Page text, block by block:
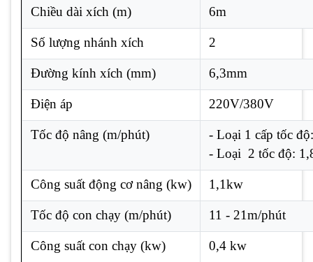
Chiều dài xích (m) 6m
Số lượng nhánh xích 2
Đường kính xích (mm) 6,3mm
Điện áp 220V/380V
Tốc độ nâng (m/phút)
- Loại 1 cấp tốc
- Loại 2 tốc độ:
Công suất động cơ nâng (kw) 1,1kw
Tốc độ con chạy (m/phút) 11 - 21m/phút
Công suất con chạy (kw) 0,4 kw